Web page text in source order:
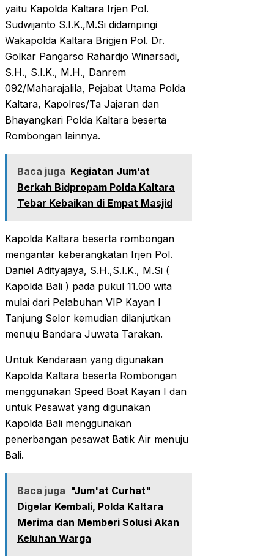
yaitu Kapolda Kaltara Irjen Pol.
Sudwijanto S.I.K.,M.Si didampingi
Wakapolda Kaltara Brigjen Pol. Dr.
Golkar Pangarso Rahardjo Winarsadi,
S.H., S.I.K., M.H., Danrem
092/Maharajalila, Pejabat Utama Polda
Kaltara, Kapolres/Ta Jajaran dan
Bhayangkari Polda Kaltara beserta
Rombongan lainnya.
Baca juga Kegiatan Jum’at
Berkah Bidpropam Polda Kaltara
Tebar Kebaikan di Empat Masjid
Kapolda Kaltara beserta rombongan
mengantar keberangkatan Irjen Pol.
Daniel Adityajaya, S.H.,S.I.K., M.Si (
Kapolda Bali ) pada pukul 11.00 wita
mulai dari Pelabuhan VIP Kayan I
Tanjung Selor kemudian dilanjutkan
menuju Bandara Juwata Tarakan.
Untuk Kendaraan yang digunakan
Kapolda Kaltara beserta Rombongan
menggunakan Speed Boat Kayan I dan
untuk Pesawat yang digunakan
Kapolda Bali menggunakan
penerbangan pesawat Batik Air menuju
Bali.
Baca juga "Jum'at Curhat"
Digelar Kembali, Polda Kaltara
Merima dan Memberi Solusi Akan
Keluhan Warga